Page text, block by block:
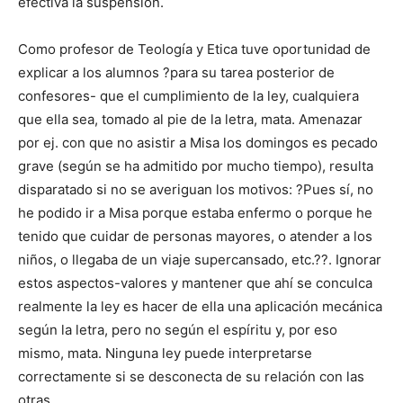
Como profesor de Teología y Etica tuve oportunidad de
explicar a los alumnos ?para su tarea posterior de
confesores- que el cumplimiento de la ley, cualquiera
que ella sea, tomado al pie de la letra, mata. Amenazar
por ej. con que no asistir a Misa los domingos es pecado
grave (según se ha admitido por mucho tiempo), resulta
disparatado si no se averiguan los motivos: ?Pues sí, no
he podido ir a Misa porque estaba enfermo o porque he
tenido que cuidar de personas mayores, o atender a los
niños, o llegaba de un viaje supercansado, etc.??. Ignorar
estos aspectos-valores y mantener que ahí se conculca
realmente la ley es hacer de ella una aplicación mecánica
según la letra, pero no según el espíritu y, por eso
mismo, mata. Ninguna ley puede interpretarse
correctamente si se desconecta de su relación con las